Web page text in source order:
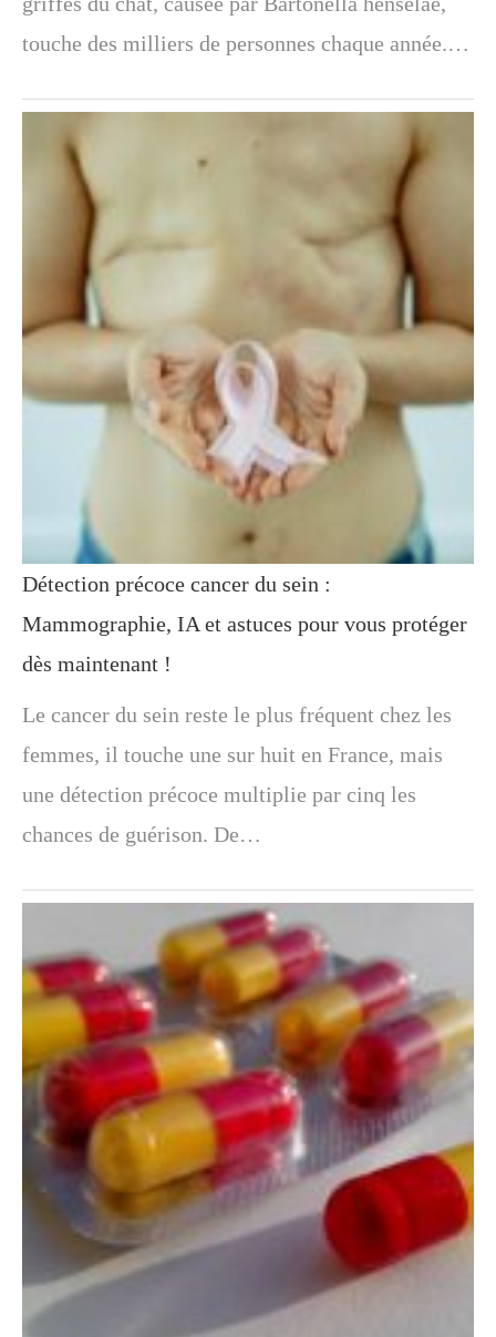
touche des milliers de personnes chaque année.…
Détection précoce cancer du sein :
Mammographie, IA et astuces pour vous protéger
dès maintenant !
Le cancer du sein reste le plus fréquent chez les
femmes, il touche une sur huit en France, mais
une détection précoce multiplie par cinq les
chances de guérison. De…